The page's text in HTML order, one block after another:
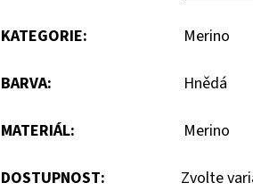
KATEGORIE: Merino
BARVA: Hnědá
MATERIÁL: Merino
DOSTUPNOST: Zvolte